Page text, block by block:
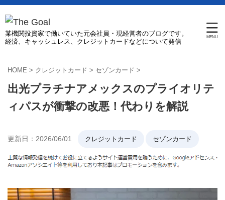
某機関投資家で働いていた元会社員・現経営者のブログです。
経済、キャッシュレス、クレジットカードなどについて発信
HOME > クレジットカード > セゾンカード >
出光プラチナアメックスのプライオリテ
ィパスが衝撃の改悪！代わりを解説
更新日： 2026/06/01 クレジットカード セゾンカード